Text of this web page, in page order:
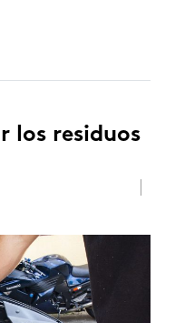
los residuos